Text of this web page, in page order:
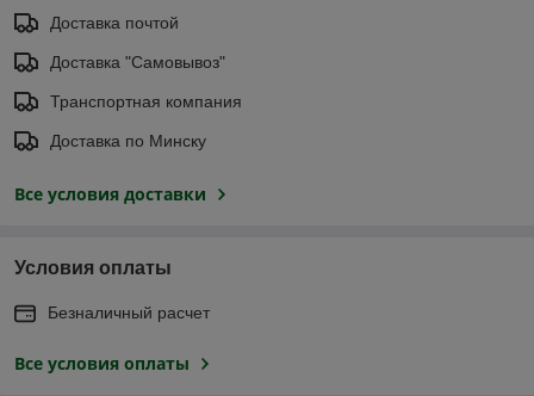
Доставка почтой
Доставка "Самовывоз"
Транспортная компания
Доставка по Минску
Все условия доставки
Условия оплаты
Безналичный расчет
Все условия оплаты